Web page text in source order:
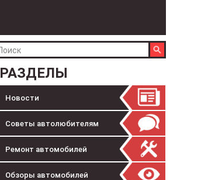
РАЗДЕЛЫ
Новости
Советы автолюбителям
Ремонт автомобилей
Обзоры автомобилей